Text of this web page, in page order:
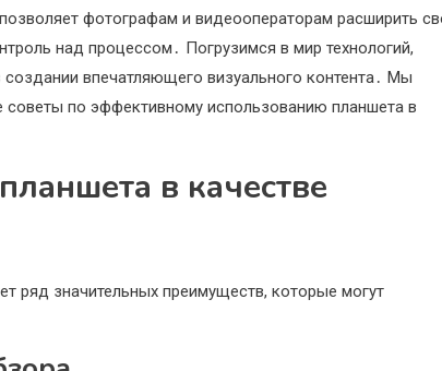
фотографам и видеооператорам расширить
над процессом․ Погрузимся в мир технологий,
впечатляющего визуального контента․ Мы
советы по эффективному использованию планшета в
в качестве
ряд значительных преимуществ, которые могут